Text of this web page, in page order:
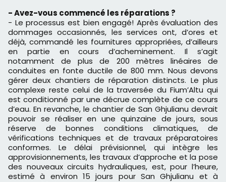
- Avez-vous commencé les réparations ?
- Le processus est bien engagé! Après évaluation des
dommages occasionnés, les services ont, d’ores et
déjà, commandé les fournitures appropriées, d’ailleurs
en partie en cours d’acheminement. Il s’agit
notamment de plus de 200 mètres linéaires de
conduites en fonte ductile de 800 mm. Nous devons
gérer deux chantiers de réparation distincts. Le plus
complexe reste celui de la traversée du Fium’Altu qui
est conditionné par une décrue complète de ce cours
d’eau. En revanche, le chantier de San Ghjulianu devrait
pouvoir se réaliser en une quinzaine de jours, sous
réserve de bonnes conditions climatiques, de
vérifications techniques et de travaux préparatoires
conformes. Le délai prévisionnel, qui intègre les
approvisionnements, les travaux d’approche et la pose
des nouveaux circuits hydrauliques, est, pour l’heure,
estimé à environ 15 jours pour San Ghjulianu et à